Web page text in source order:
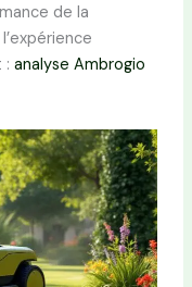
de la
: analyse Ambrogio